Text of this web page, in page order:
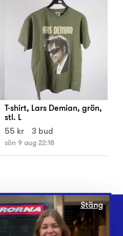
T-shirt, Lars Demian, grön,
stl. L
55 kr
3 bud
sön 9 aug 22:18
Stäng